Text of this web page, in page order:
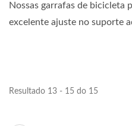
Nossas garrafas de bicicleta
excelente ajuste no suporte
Resultado 13 - 15 do 15